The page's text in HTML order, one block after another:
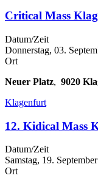
Critical Mass
Datum/Zeit
Donnerstag, 03.
Ort
Neuer Platz, 9020
Klagenfurt
12. Kidical Mass
Datum/Zeit
Samstag, 19.
Ort